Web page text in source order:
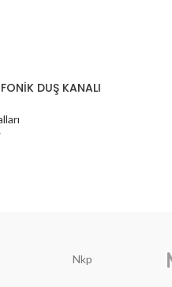
DUŞ KANALI
Nkp